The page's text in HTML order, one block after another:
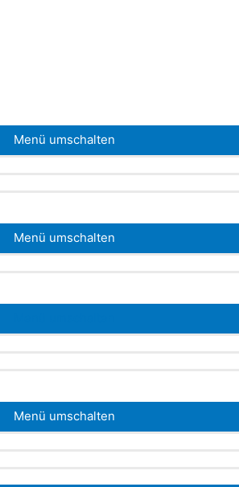
Menü umschalten
Menü umschalten
Menü umschalten